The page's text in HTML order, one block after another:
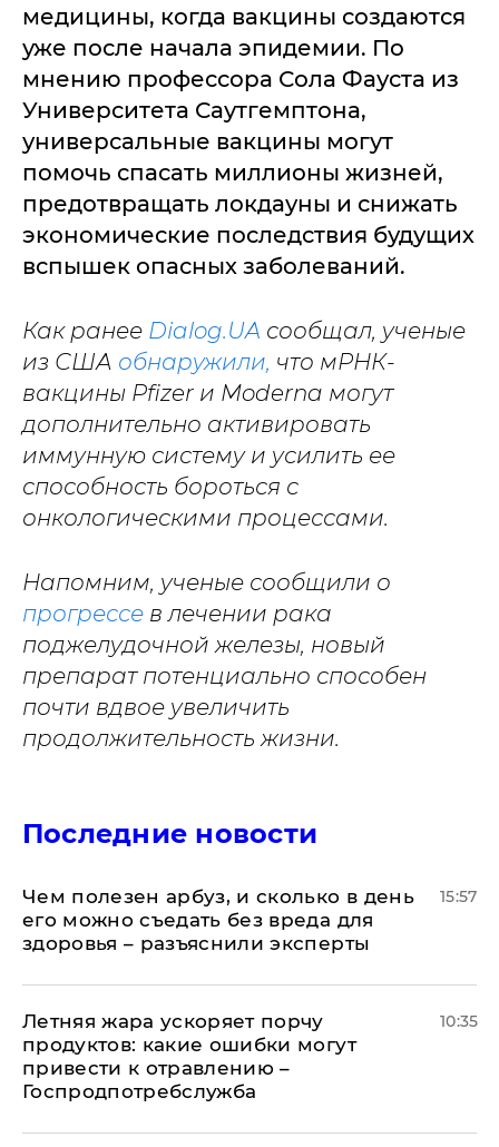
медицины, когда вакцины создаются
уже после начала эпидемии. По
мнению профессора Сола Фауста из
Университета Саутгемптона,
универсальные вакцины могут
помочь спасать миллионы жизней,
предотвращать локдауны и снижать
экономические последствия будущих
вспышек опасных заболеваний.
Как ранее Dialog.UA сообщал, ученые
из США обнаружили, что мРНК-
вакцины Pfizer и Moderna могут
дополнительно активировать
иммунную систему и усилить ее
способность бороться с
онкологическими процессами.
Напомним, ученые сообщили о
прогрессе в лечении рака
поджелудочной железы, новый
препарат потенциально способен
почти вдвое увеличить
продолжительность жизни.
Последние новости
Чем полезен арбуз, и сколько в день
его можно съедать без вреда для
здоровья – разъяснили эксперты
15:57
Летняя жара ускоряет порчу
продуктов: какие ошибки могут
привести к отравлению –
Госпродпотребслужба
10:35